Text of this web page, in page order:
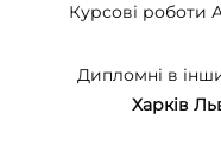
Курсові роботи
Дипломні в
Харків